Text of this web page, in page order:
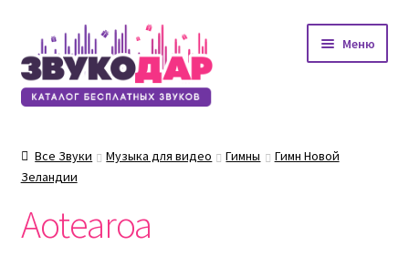
Перейти
к
навигации
Перейти
к
содержимому
Меню
Все Звуки Музыка для видео Гимны
Гимн Новой
Зеландии
Aotearoa